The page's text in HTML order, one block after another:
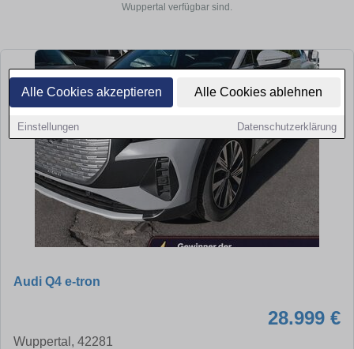
Alle Cookies akzeptieren Alle Cookies ablehnen
Einstellungen Datenschutzerklärung
Wuppertal verfügbar sind.
Audi Q4 e-tron
28.999 €
Wuppertal, 42281